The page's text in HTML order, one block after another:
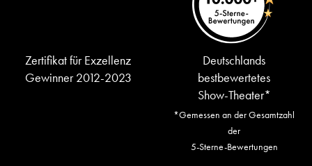
Zertifikat für Exzellenz
Gewinner 2012-2023
Deutschlands
bestbewertetes
Show-Theater*
*Gemessen an der Gesamtzahl
der
5-Sterne-Bewertungen